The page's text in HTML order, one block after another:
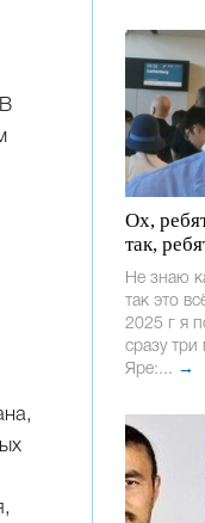
Ох,
так,
Не знаю
так это
2025 г я
сразу
Яре:... →